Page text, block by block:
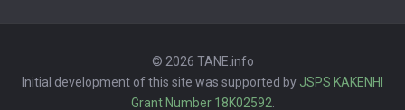
© 2026 TANE.info
Initial development of this site was supported by JSPS KAKENHI
Grant Number 18K02592.